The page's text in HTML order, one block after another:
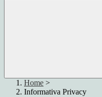
Home >
Informativa Privacy